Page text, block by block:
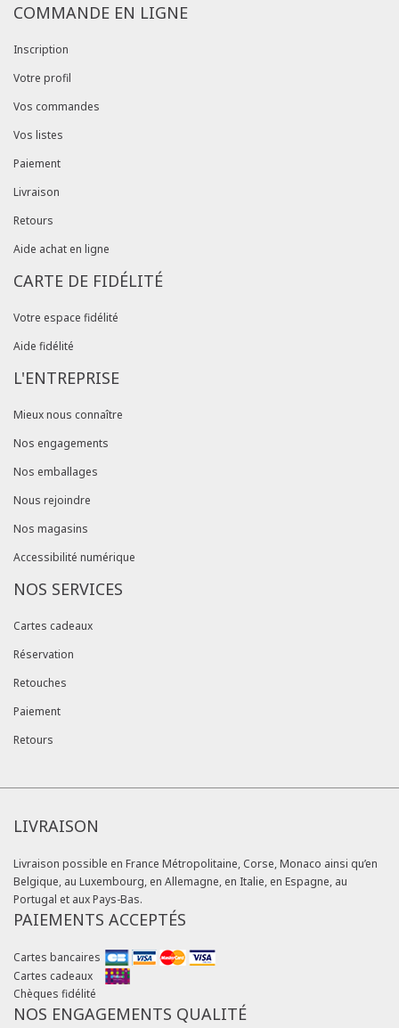
COMMANDE EN LIGNE
Inscription
Votre profil
Vos commandes
Vos listes
Paiement
Livraison
Retours
Aide achat en ligne
CARTE DE FIDÉLITÉ
Votre espace fidélité
Aide fidélité
L'ENTREPRISE
Mieux nous connaître
Nos engagements
Nos emballages
Nous rejoindre
Nos magasins
Accessibilité numérique
NOS SERVICES
Cartes cadeaux
Réservation
Retouches
Paiement
Retours
LIVRAISON
Livraison possible en France Métropolitaine, Corse, Monaco ainsi qu’en
Belgique, au Luxembourg, en Allemagne, en Italie, en Espagne, au
Portugal et aux Pays-Bas.
PAIEMENTS ACCEPTÉS
Cartes bancaires
Cartes cadeaux
Chèques fidélité
NOS ENGAGEMENTS QUALITÉ